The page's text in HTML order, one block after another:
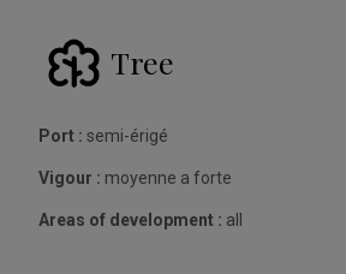
Tree
Port : semi-érigé
Vigour : moyenne a forte
Areas of development : all